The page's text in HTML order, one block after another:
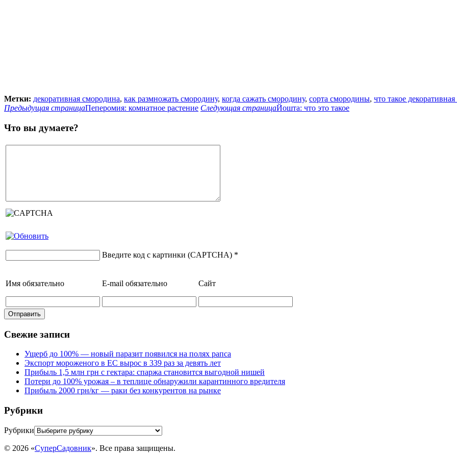
Метки: декоративная смородина, как размножать смородину, когда сажать смородину, сорта смородины, что такое
Предыдущая страницаПеперомия: комнатное растение Следующая страницаЙошта: что это такое
Что вы думаете?
Введите код с картинки (CAPTCHA) *
Имя обязательно E-mail обязательно Сайт
Свежие записи
Ущерб до 100% — новый паразит появился на полях рапса
Экспорт мороженого в ЕС вырос в 339 раз за девять лет
Прибыль 1,5 млн грн с гектара: спаржа становится выгодной нишей
Потери до 100% урожая – в теплице обнаружили карантинного вредителя
Прибыль 2000 грн/кг — раки без конкурентов на рынке
Рубрики
Рубрики
© 2026 «СуперСадовник». Все права защищены.